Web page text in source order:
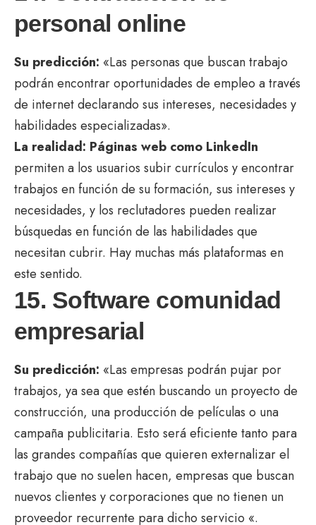
personal online
Su predicción: «Las personas que buscan trabajo
podrán encontrar oportunidades de empleo a través
de internet declarando sus intereses, necesidades y
habilidades especializadas».
La realidad: Páginas web como LinkedIn
permiten a los usuarios subir currículos y encontrar
trabajos en función de su formación, sus intereses y
necesidades, y los reclutadores pueden realizar
búsquedas en función de las habilidades que
necesitan cubrir. Hay muchas más plataformas en
este sentido.
15. Software comunidad
empresarial
Su predicción: «Las empresas podrán pujar por
trabajos, ya sea que estén buscando un proyecto de
construcción, una producción de películas o una
campaña publicitaria. Esto será eficiente tanto para
las grandes compañías que quieren externalizar el
trabajo que no suelen hacen, empresas que buscan
nuevos clientes y corporaciones que no tienen un
proveedor recurrente para dicho servicio «.